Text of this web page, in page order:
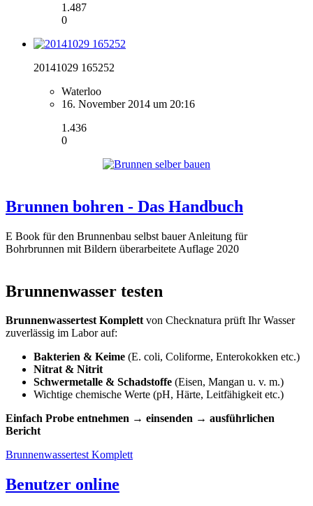
1.487
0
20141029 165252
Waterloo
16. November 2014 um 20:16
1.436
0
Brunnen bohren - Das Handbuch
E Book für den Brunnenbau selbst bauer Anleitung für
Bohrbrunnen mit Bildern überarbeitete Auflage 2020
Brunnenwasser testen
Brunnenwassertest Komplettvon Checknatura prüft Ihr Wasser
zuverlässig im Labor auf:
Bakterien & Keime (E. coli, Coliforme, Enterokokken etc.)
Nitrat & Nitrit
Schwermetalle & Schadstoffe (Eisen, Mangan u. v. m.)
Wichtige chemische Werte (pH, Härte, Leitfähigkeit etc.)
Einfach Probe entnehmen → einsenden → ausführlichen
Bericht
Brunnenwassertest Komplett
Benutzer online